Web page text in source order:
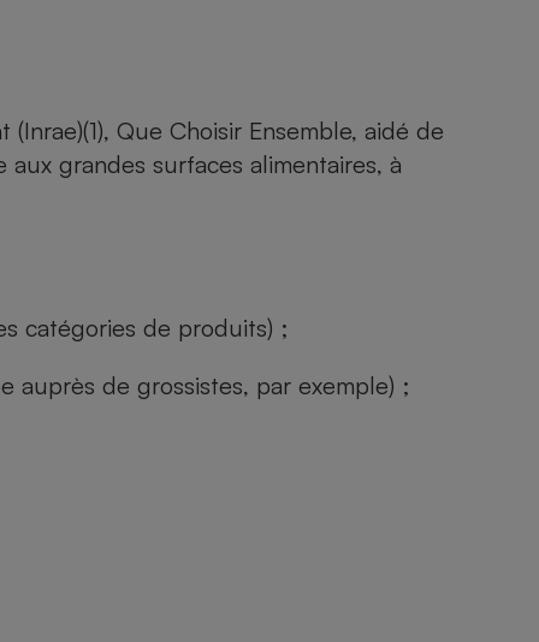
(Inrae)(1), Que Choisir Ensemble, aidé de
grandes surfaces alimentaires, à
catégories de produits) ;
de grossistes, par exemple) ;